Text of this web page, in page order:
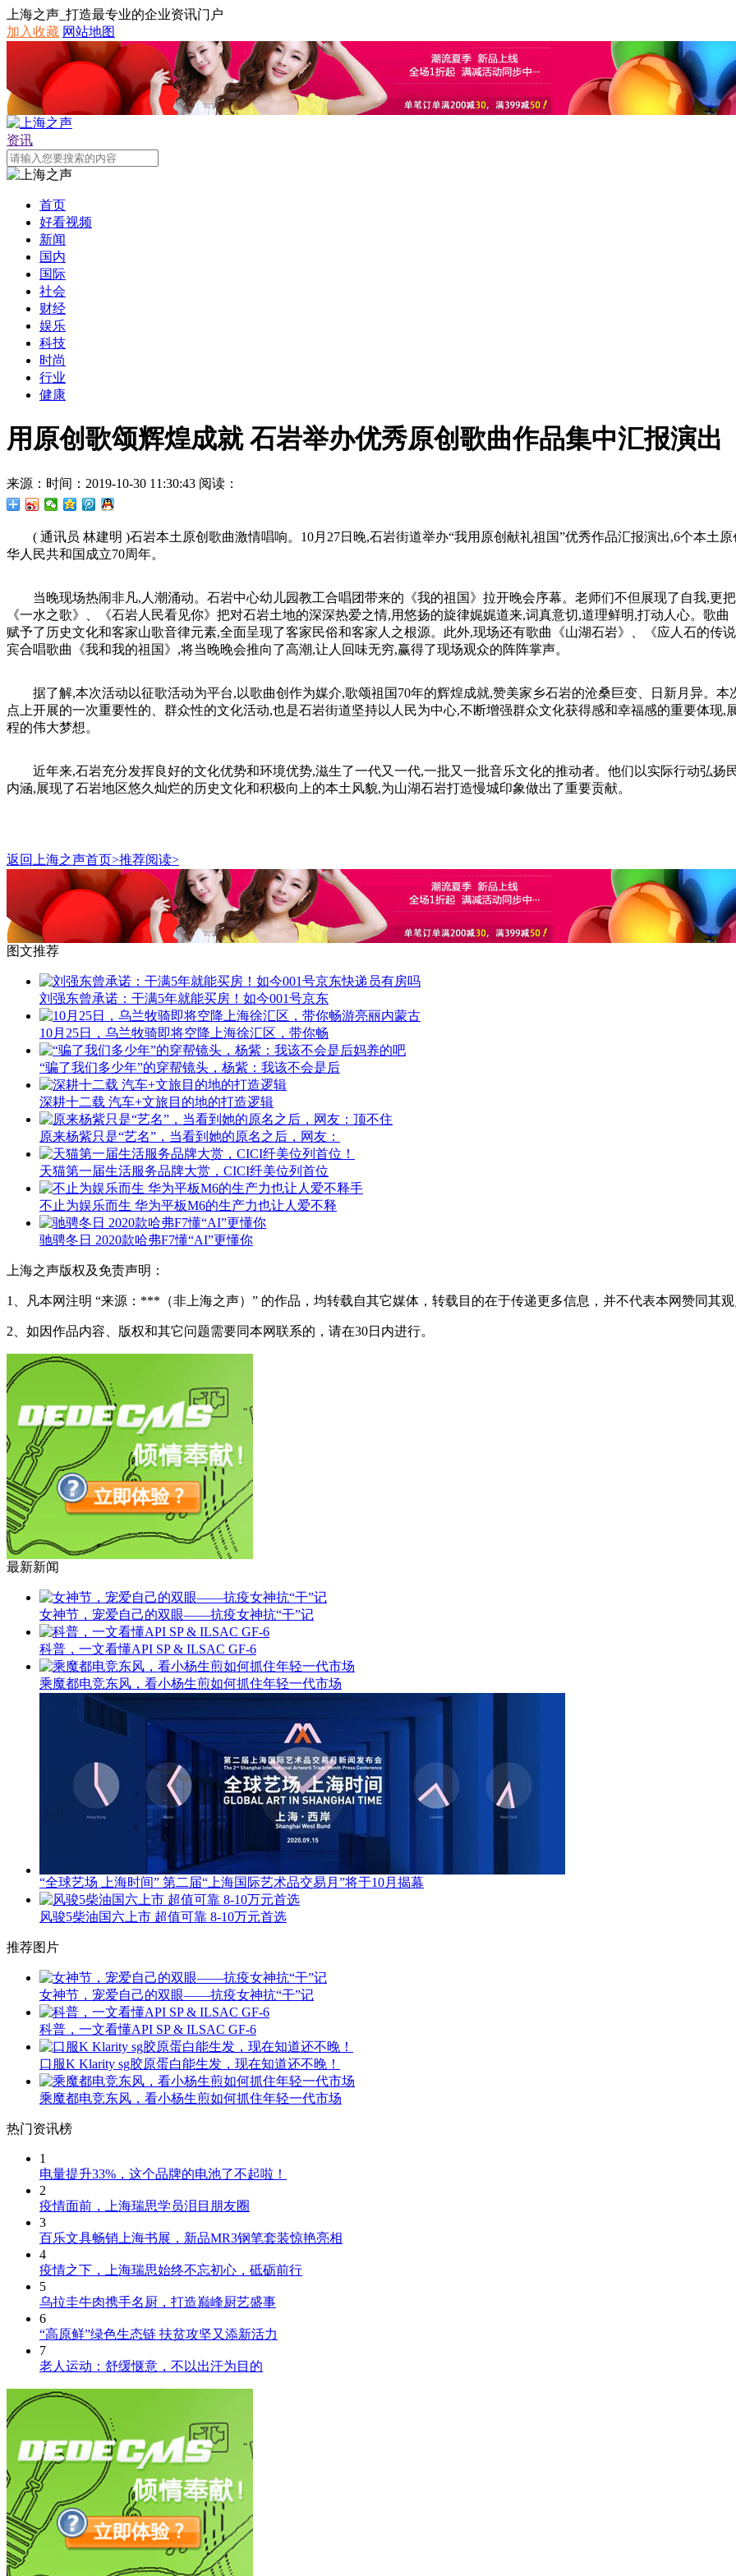
上海之声_打造最专业的企业资讯门户
加入收藏 网站地图
资讯
首页
好看视频
新闻
国内
国际
社会
财经
娱乐
科技
时尚
行业
健康
用原创歌颂辉煌成就 石岩举办优秀原创歌曲作品集中汇报演出
来源： 时间：2019-10-30 11:30:43 阅读：
( 通讯员 林建明 )石岩本土原创歌曲激情唱响。10月27日晚,石岩街道举办“我用原创献礼祖国”优秀作品汇报演出,6个本土
华人民共和国成立70周年。
当晚现场热闹非凡,人潮涌动。石岩中心幼儿园教工合唱团带来的《我的祖国》拉开晚会序幕。老师们不但展现了自我,更
《一水之歌》、《石岩人民看见你》把对石岩土地的深深热爱之情,用悠扬的旋律娓娓道来,词真意切,道理鲜明,打动人心。歌
赋予了历史文化和客家山歌音律元素,全面呈现了客家民俗和客家人之根源。此外,现场还有歌曲《山湖石岩》、《应人石的传
宾合唱歌曲《我和我的祖国》,将当晚晚会推向了高潮,让人回味无穷,赢得了现场观众的阵阵掌声。
据了解,本次活动以征歌活动为平台,以歌曲创作为媒介,歌颂祖国70年的辉煌成就,赞美家乡石岩的沧桑巨变、日新月异。
点上开展的一次重要性的、群众性的文化活动,也是石岩街道坚持以人民为中心,不断增强群众文化获得感和幸福感的重要体现
程的伟大梦想。
近年来,石岩充分发挥良好的文化优势和环境优势,滋生了一代又一代,一批又一批音乐文化的推动者。他们以实际行动弘
内涵,展现了石岩地区悠久灿烂的历史文化和积极向上的本土风貌,为山湖石岩打造慢城印象做出了重要贡献。
返回上海之声首页>推荐阅读>
图文推荐
刘强东曾承诺：干满5年就能买房！如今001号京东
10月25日，乌兰牧骑即将空降上海徐汇区，带你畅
“骗了我们多少年”的穿帮镜头，杨紫：我该不会是后
深耕十二载 汽车+文旅目的地的打造逻辑
原来杨紫只是“艺名”，当看到她的原名之后，网友：
天猫第一届生活服务品牌大赏，CICI纤美位列首位
不止为娱乐而生 华为平板M6的生产力也让人爱不释
驰骋冬日 2020款哈弗F7懂“AI”更懂你
上海之声版权及免责声明：
1、凡本网注明 “来源：***（非上海之声）” 的作品，均转载自其它媒体，转载目的在于传递更多信息，并不代表本网赞同其
2、如因作品内容、版权和其它问题需要同本网联系的，请在30日内进行。
最新新闻
女神节，宠爱自己的双眼——抗疫女神抗“干”记
科普，一文看懂API SP & ILSAC GF-6
乘魔都电竞东风，看小杨生煎如何抓住年轻一代市场
“全球艺场 上海时间” 第二届“上海国际艺术品交易月”将于10月揭幕
风骏5柴油国六上市 超值可靠 8-10万元首选
推荐图片
女神节，宠爱自己的双眼——抗疫女神抗“干”记
科普，一文看懂API SP & ILSAC GF-6
口服K Klarity sg胶原蛋白能生发，现在知道还不晚！
乘魔都电竞东风，看小杨生煎如何抓住年轻一代市场
热门资讯榜
1
电量提升33%，这个品牌的电池了不起啦！
2
疫情面前，上海瑞思学员泪目朋友圈
3
百乐文具畅销上海书展，新品MR3钢笔套装惊艳亮相
4
疫情之下，上海瑞思始终不忘初心，砥砺前行
5
乌拉圭牛肉携手名厨，打造巅峰厨艺盛事
6
“高原鲜”绿色生态链 扶贫攻坚又添新活力
7
老人运动：舒缓惬意，不以出汗为目的